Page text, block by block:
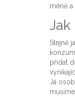
méně a
Jak
Stejně
přidat
Já